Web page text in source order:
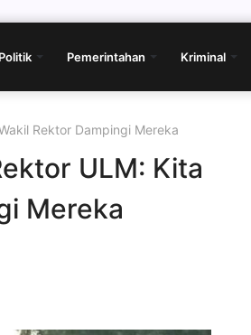
Politik Pemerintahan Kriminal
Rektor Dampingi Mereka
ULM: Kita
Mereka